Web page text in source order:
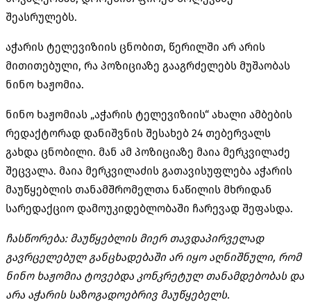
შეასრულებს.
აჭარის ტელევიზიის ცნობით, წერილში არ არის
მითითებული, რა პოზიციაზე გააგრძელებს მუშაობას
ნინო ხაჟომია.
ნინო ხაჟომიას „აჭარის ტელევიზიის“ ახალი ამბების
რედაქტორად დანიშვნის შესახებ 24 თებერვალს
გახდა ცნობილი. მან ამ პოზიციაზე მაია მერკვილაძე
შეცვალა. მაია მერკვილაძის გათავისუფლება აჭარის
მაუწყებლის თანამშრომელთა ნაწილის მხრიდან
სარედაქციო დამოუკიდებლობაში ჩარევად შეფასდა.
ჩასწორება: მაუწყებლის მიერ თავდაპირველად
გავრცელებულ განცხადებაში არ იყო აღნიშნული, რომ
ნინო ხაჟომია ტოვებდა კონკრეტულ თანამდებობას და
არა აჭარის საზოგადოებრივ მაუწყებელს.